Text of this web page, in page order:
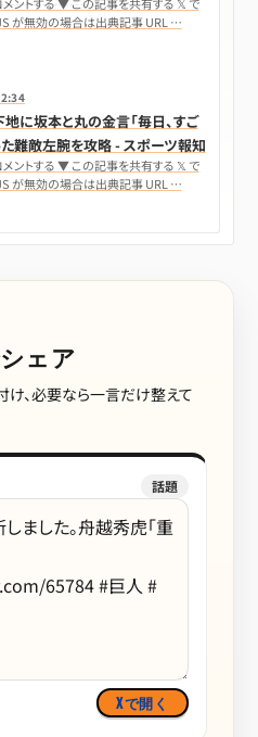
が無効の場合は出典記事 URL …
に坂本と丸の金言「毎日、すご
難敵左腕を攻略 - スポーツ報知
ントする ▼ この記事を共有する 𝕏 で
が無効の場合は出典記事 URL …
ェア
け、必要なら一言だけ整えて
話題
Xで開く